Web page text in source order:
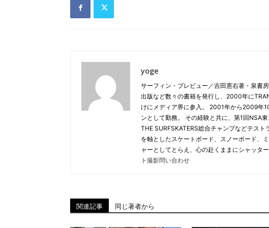
yoge
サーフィン・プレビュー／吉田憲右著・泉書
出版など数々の書籍を発行し、2000年に
けにメディア界に参入。 2001年から2009年
ンとして勤務。 その経験と共に、第1回NSA
THE SURFSKATERS総合チャンプなどテス
を軸としたスケートボード、スノーボード、
ャーとしてとらえ、心の赴くままにシャッタ
ト撮影問い合わせ
関連記事 同じ著者から